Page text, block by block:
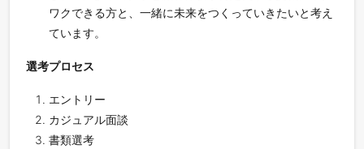
ワクできる方と、一緒に未来をつくっていきたいと考え
ています。
選考プロセス
エントリー
カジュアル面談
書類選考